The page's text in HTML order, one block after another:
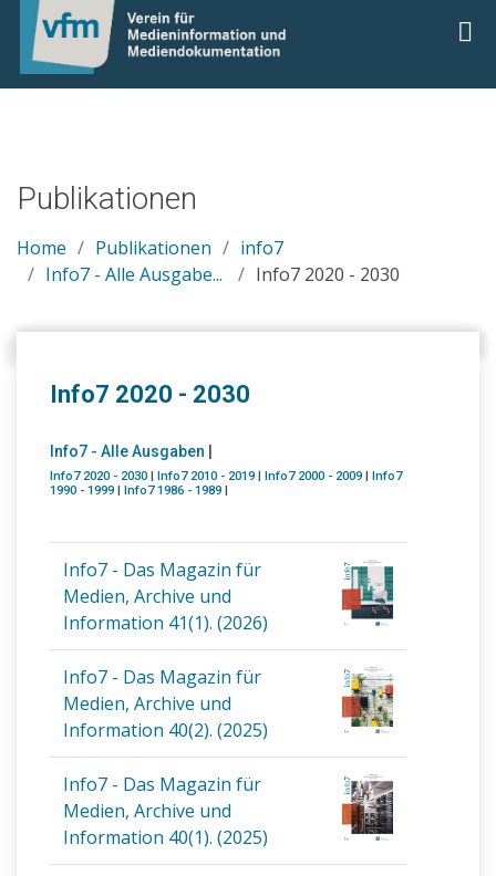
Publikationen
Home Publikationen
info7
Info7 - Alle Ausgabe...
Info7 2020 - 2030
Info7 2020 - 2030
Info7 - Alle Ausgaben
Info7 2020 - 2030 | Info7 2010 - 2019 | Info7 2000 - 2009 | Info7
1990 - 1999 | Info7 1986 - 1989 |
Info7 - Das Magazin für
Medien, Archive und
Information 41(1). (2026)
Info7 - Das Magazin für
Medien, Archive und
Information 40(2). (2025)
Info7 - Das Magazin für
Medien, Archive und
Information 40(1). (2025)